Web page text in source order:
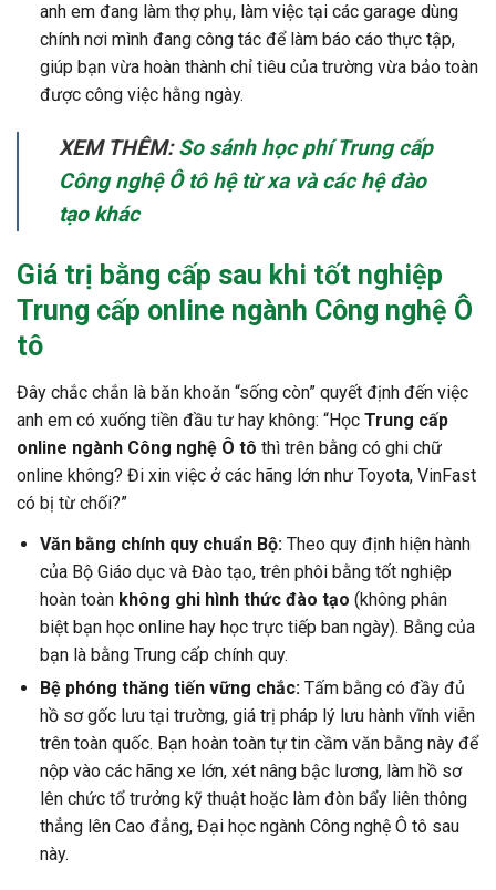
anh em đang làm thợ phụ, làm việc tại các garage dùng
chính nơi mình đang công tác để làm báo cáo thực tập,
giúp bạn vừa hoàn thành chỉ tiêu của trường vừa bảo toàn
được công việc hằng ngày.
XEM THÊM:So sánh học phí Trung cấp
Công nghệ Ô tô hệ từ xa và các hệ đào
tạo khác
Giá trị bằng cấp sau khi tốt nghiệp
Trung cấp online ngành Công nghệ Ô
tô
Đây chắc chắn là băn khoăn “sống còn” quyết định đến việc
anh em có xuống tiền đầu tư hay không: “Học Trung cấp
online ngành Công nghệ Ô tô thì trên bằng có ghi chữ
online không? Đi xin việc ở các hãng lớn như Toyota, VinFast
có bị từ chối?”
Văn bằng chính quy chuẩn Bộ:Theo quy định hiện hành
của Bộ Giáo dục và Đào tạo, trên phôi bằng tốt nghiệp
hoàn toàn không ghi hình thức đào tạo (không phân
biệt bạn học online hay học trực tiếp ban ngày). Bằng của
bạn là bằng Trung cấp chính quy.
Bệ phóng thăng tiến vững chắc:Tấm bằng có đầy đủ
hồ sơ gốc lưu tại trường, giá trị pháp lý lưu hành vĩnh viễn
trên toàn quốc. Bạn hoàn toàn tự tin cầm văn bằng này để
nộp vào các hãng xe lớn, xét nâng bậc lương, làm hồ sơ
lên chức tổ trưởng kỹ thuật hoặc làm đòn bẩy liên thông
thẳng lên Cao đẳng, Đại học ngành Công nghệ Ô tô sau
này.